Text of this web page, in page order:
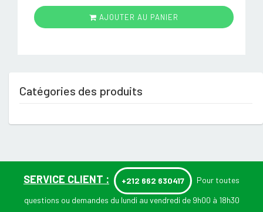
AJOUTER AU PANIER
Catégories des produits
SERVICE CLIENT : +212 662 630417 Pour toutes
questions ou demandes du lundi au vendredi de 9h00 à 18h30